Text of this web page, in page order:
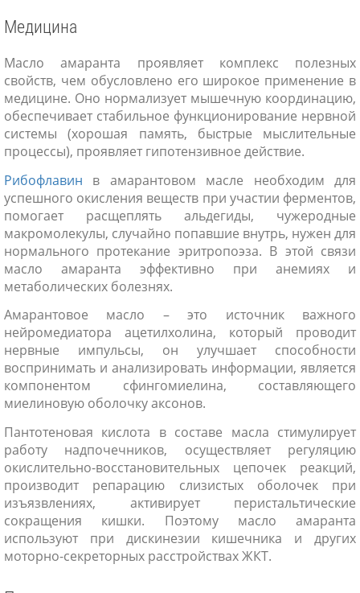
Медицина
Масло амаранта проявляет комплекс полезных
свойств, чем обусловлено его широкое применение в
медицине. Оно нормализует мышечную координацию,
обеспечивает стабильное функционирование нервной
системы (хорошая память, быстрые мыслительные
процессы), проявляет гипотензивное действие.
Рибофлавин в амарантовом масле необходим для
успешного окисления веществ при участии ферментов,
помогает расщеплять альдегиды, чужеродные
макромолекулы, случайно попавшие внутрь, нужен для
нормального протекание эритропоэза. В этой связи
масло амаранта эффективно при анемиях и
метаболических болезнях.
Амарантовое масло – это источник важного
нейромедиатора ацетилхолина, который проводит
нервные импульсы, он улучшает способности
воспринимать и анализировать информации, является
компонентом сфингомиелина, составляющего
миелиновую оболочку аксонов.
Пантотеновая кислота в составе масла стимулирует
работу надпочечников, осуществляет регуляцию
окислительно-восстановительных цепочек реакций,
производит репарацию слизистых оболочек при
изъязвлениях, активирует перистальтические
сокращения кишки. Поэтому масло амаранта
используют при дискинезии кишечника и других
моторно-секреторных расстройствах ЖКТ.